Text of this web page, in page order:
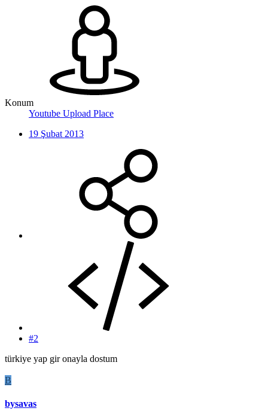
Konum
Youtube Upload Place
19 Şubat 2013
#2
türkiye yap gir onayla dostum
B
bysavas